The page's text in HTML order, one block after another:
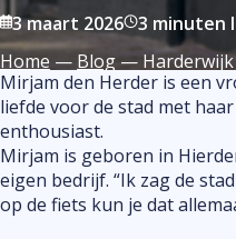
3 maart 2026 3 minuten
Home — Blog —
Mirjam den Herder is een
liefde voor de stad met
enthousiast.
Mirjam is geboren in
eigen bedrijf. “Ik zag de
op de fiets kun je dat